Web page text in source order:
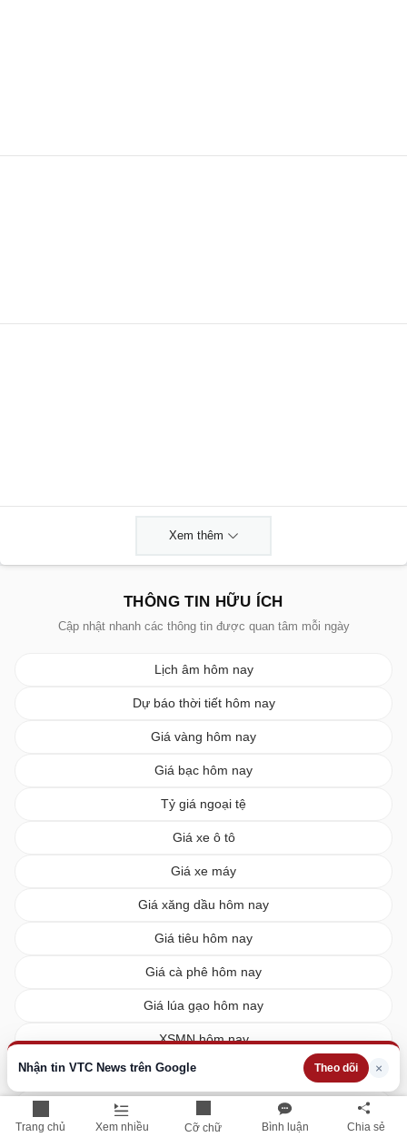
Trang chủ Xem nhiều Cỡ chữ Bình luận Chia sẻ
Nhận tin VTC News trên Google Theo dõi ×
Xem thêm
THÔNG TIN HỮU ÍCH
Cập nhật nhanh các thông tin được quan tâm mỗi ngày
Lịch âm hôm nay
Dự báo thời tiết hôm nay
Giá vàng hôm nay
Giá bạc hôm nay
Tỷ giá ngoại tệ
Giá xe ô tô
Giá xe máy
Giá xăng dầu hôm nay
Giá tiêu hôm nay
Giá cà phê hôm nay
Giá lúa gạo hôm nay
XSMN hôm nay
XSMB hôm nay